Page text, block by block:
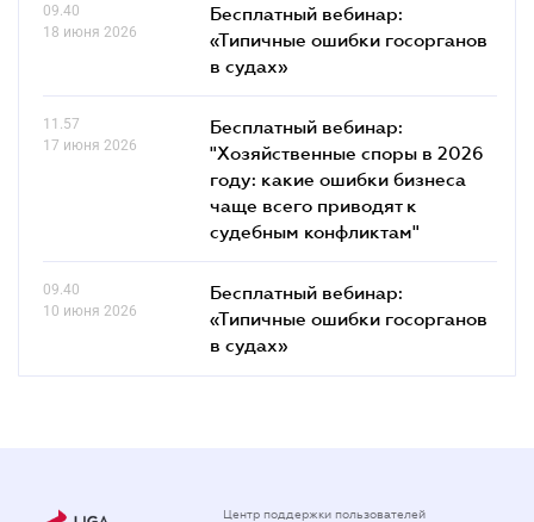
09.40
18 июня 2026
Бесплатный вебинар:
«Типичные ошибки госорганов
в судах»
11.57
17 июня 2026
Бесплатный вебинар:
"Хозяйственные споры в 2026
году: какие ошибки бизнеса
чаще всего приводят к
судебным конфликтам"
09.40
10 июня 2026
Бесплатный вебинар:
«Типичные ошибки госорганов
в судах»
Центр поддержки пользователей